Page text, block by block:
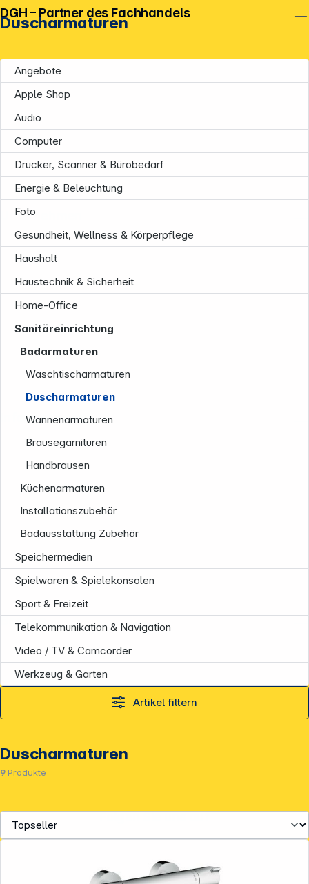
Duscharmaturen
Angebote
Apple Shop
Audio
Computer
Drucker, Scanner & Bürobedarf
Energie & Beleuchtung
Foto
Gesundheit, Wellness & Körperpflege
Haushalt
Haustechnik & Sicherheit
Home-Office
Sanitäreinrichtung
Badarmaturen
Waschtischarmaturen
Duscharmaturen
Wannenarmaturen
Brausegarnituren
Handbrausen
Küchenarmaturen
Installationszubehör
Badausstattung Zubehör
Speichermedien
Spielwaren & Spielekonsolen
Sport & Freizeit
Telekommunikation & Navigation
Video / TV & Camcorder
Werkzeug & Garten
Artikel filtern
Duscharmaturen
9 Produkte
DGH – Partner des Fachhandels
Unternehmen
Informationen
Service
Folgen Sie uns auf